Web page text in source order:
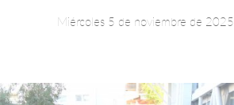
Miércoles 5 de noviembre de 2025